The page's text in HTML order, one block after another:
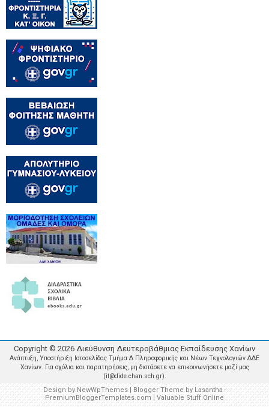
Copyright © 2026 Διεύθυνση Δευτεροβάθμιας Εκπαίδευσης Χανίων
Ανάπτυξη, Υποστήριξη Ιστοσελίδας Τμήμα Δ Πληροφορικής και Νέων Τεχνολογιών ΔΔΕ
Χανίων. Για σχόλια και παρατηρήσεις, μη διστάσετε να επικοινωνήσετε μαζί μας
(it@dide.chan.sch.gr).
Design byNewWpThemes| Blogger Theme by Lasantha-
PremiumBloggerTemplates.com | Valuable Stuff Online